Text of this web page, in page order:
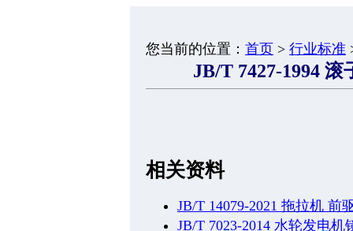
您当前的位置： 首页 > 行业标准
JB/T 7427-1994
相关资料
JB/T 14079-2021 拖拉机
JB/T 7023-2014 水轮发电